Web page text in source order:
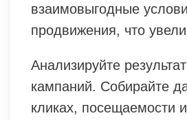
взаимовыгодные
продвижения, что
Анализируйте
кампаний. Собирайте
кликах, посещаемости